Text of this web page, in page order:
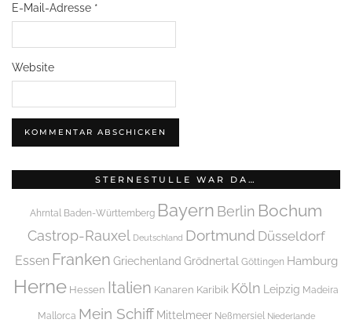
E-Mail-Adresse *
Website
STERNESTULLE WAR DA…
Ahrntal Baden-Württemberg Bayern Berlin Bochum
Castrop-Rauxel Deutschland Dortmund Düsseldorf
Essen Franken Griechenland Grödnertal Göttingen Hamburg
Herne Hessen Italien Kanaren Karibik Köln Leipzig Madeira
Mallorca Mein Schiff Mittelmeer Neßmersiel Niederlande